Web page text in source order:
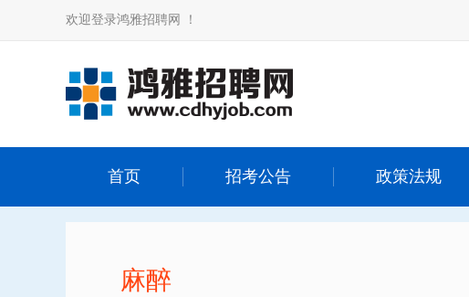
欢迎登录鸿雅招聘网 ！
首页 招考公告 政策法规
麻醉